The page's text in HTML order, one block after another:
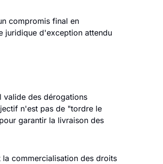
compromis final en
juridique d'exception attendu
valide des dérogations
n'est pas de "tordre le
garantir la livraison des
commercialisation des droits